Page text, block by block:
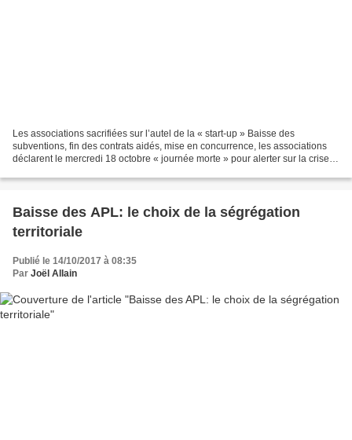
Les associations sacrifiées sur l’autel de la « start-up » Baisse des
subventions, fin des contrats aidés, mise en concurrence, les associations
déclarent le mercredi 18 octobre « journée morte » pour alerter sur la crise
Baisse des APL: le choix de la ségrégation
territoriale
Publié le 14/10/2017 à 08:35
Par Joël Allain